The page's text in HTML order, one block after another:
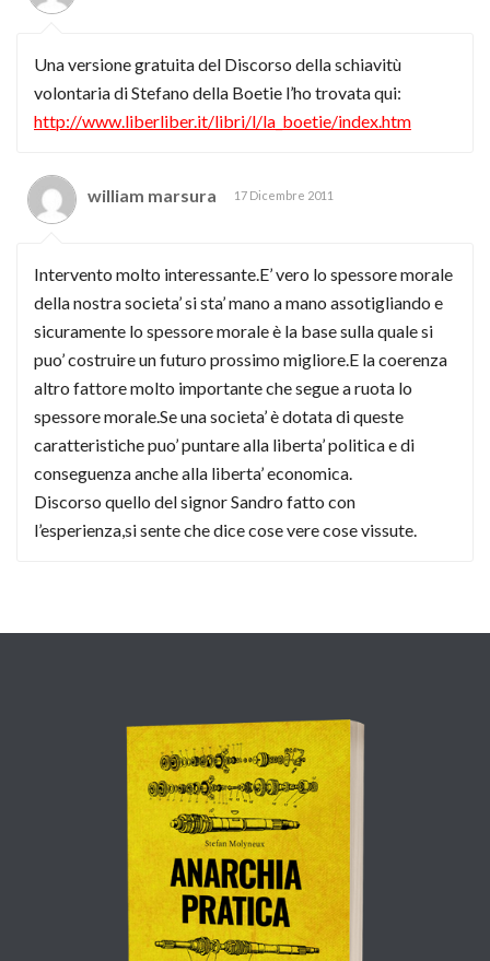
Una versione gratuita del Discorso della schiavitù
volontaria di Stefano della Boetie l’ho trovata qui:
http://www.liberliber.it/libri/l/la_boetie/index.htm
william marsura 17 Dicembre 2011
Intervento molto interessante.E’ vero lo spessore morale
della nostra societa’ si sta’ mano a mano assotigliando e
sicuramente lo spessore morale è la base sulla quale si
puo’ costruire un futuro prossimo migliore.E la coerenza
altro fattore molto importante che segue a ruota lo
spessore morale.Se una societa’ è dotata di queste
caratteristiche puo’ puntare alla liberta’ politica e di
conseguenza anche alla liberta’ economica.
Discorso quello del signor Sandro fatto con
l’esperienza,si sente che dice cose vere cose vissute.